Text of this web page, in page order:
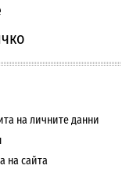
на личните данни
на сайта